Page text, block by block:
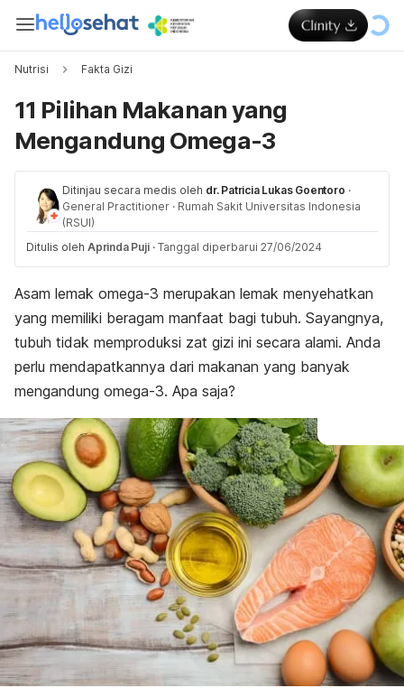
Nutrisi Fakta Gizi
11 Pilihan Makanan yang
Mengandung Omega-3
Ditinjau secara medis oleh dr. Patricia Lukas Goentoro ·
General Practitioner · Rumah Sakit Universitas Indonesia
(RSUI)
Ditulis oleh Aprinda Puji · Tanggal diperbarui 27/06/2024
Asam lemak omega-3 merupakan lemak menyehatkan
yang memiliki beragam manfaat bagi tubuh. Sayangnya,
tubuh tidak memproduksi zat gizi ini secara alami. Anda
perlu mendapatkannya dari makanan yang banyak
mengandung omega-3. Apa saja?